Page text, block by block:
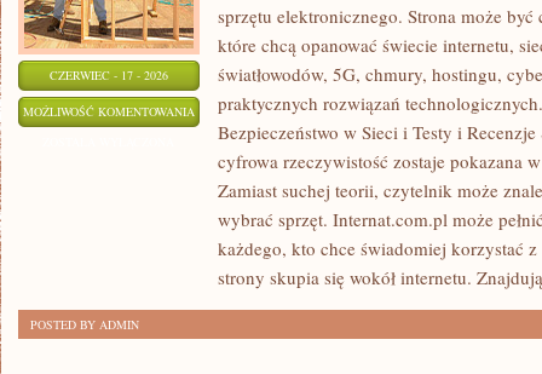
CZERWIEC - 17 - 2026
MOŻLIWOŚĆ KOMENTOWANIA CZYTELNICY
TEMACIE
sprzętu elektronicznego. Strona może
które chcą opanować świecie internetu,
światłowodów, 5G, chmury, hostingu,
praktycznych rozwiązań
Bezpieczeństwo w Sieci i Testy i
cyfrowa rzeczywistość zostaje pokazana
Zamiast suchej teorii, czytelnik może
wybrać sprzęt. Internat.com.pl może
każdego, kto chce świadomiej korzystać
strony skupia się wokół internetu.
POSTED BY ADMIN